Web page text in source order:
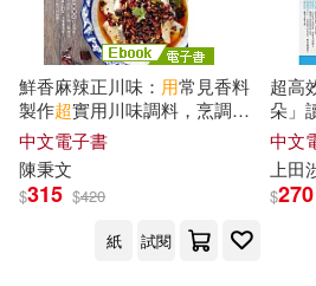
吉安娜克里斯‧考德威爾(1)
吉田小貴子(1) 吉田泉
吉藤智廣(1) 名取芳彥
吕发勤(1) 吳?華(1)
鮮香麻辣正川味： 用常見香料
製作超實用川味調料，烹調出
怪味、魚香、乾燒、椒麻等千
滋百味的川菜，熱菜、涼菜通
通有，不只開胃下飯，更大呼
過癮! (電子書)
中文電子書
陳秉文
$315 $420
紙
試閱
超高
朵」
閱讀
中文
上田
$270